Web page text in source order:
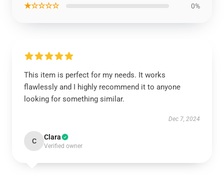
★☆☆☆☆ 0%
This item is perfect for my needs. It works
flawlessly and I highly recommend it to anyone
looking for something similar.
Dec 7, 2024
C Clara
Verified owner